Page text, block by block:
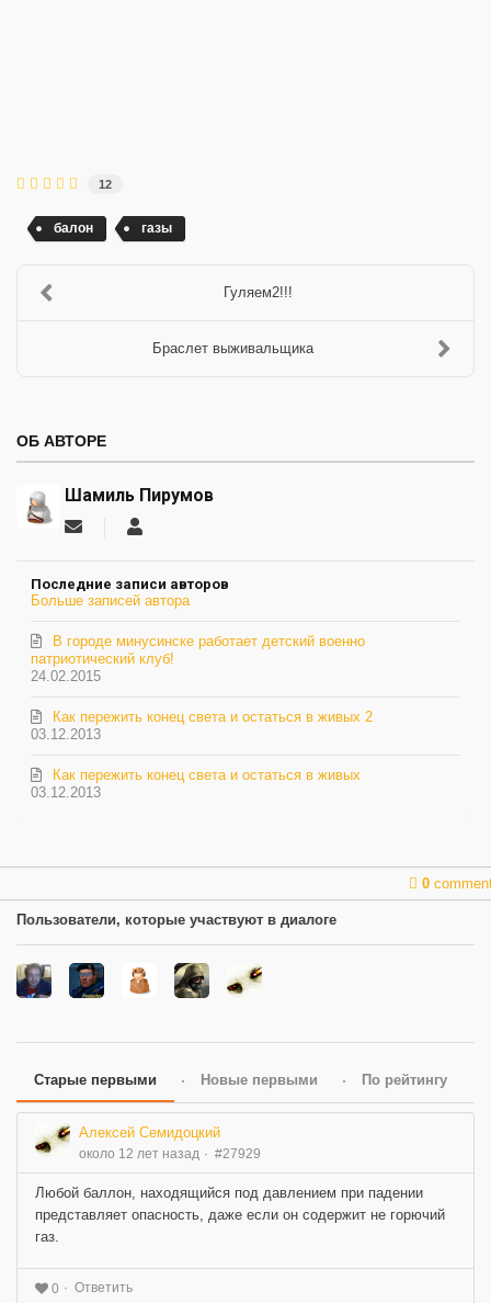
12
балон газы
Гуляем2!!!
Браслет выживальщика
ОБ АВТОРЕ
Шамиль Пирумов
Подписаться
автора
Шамиль
Последние записи авторов
Больше записей автора
24.02.2015
В городе минусинске работает детский военно
патриотический клуб!
03.12.2013
Как пережить конец света и остаться в живых 2
03.12.2013
Как пережить конец света и остаться в живых
0
Пользователи, которые участвуют в диалоге
Старые первыми Новые первыми По рейтингу
Алексей Семидоцкий
около 12 лет назад #27929
Любой баллон, находящийся под давлением при падении
представляет опасность, даже если он содержит не горючий
газ.
0 Ответить